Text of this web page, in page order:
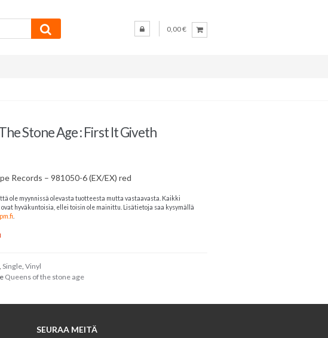
0,00 €
Stone Age : First It Giveth
Records – 981050-6 (EX/EX) red
ole myynnissä olevasta tuotteesta mutta vastaavasta. Kaikki
hyväkuntoisia, ellei toisin ole mainittu. Lisätietoja saa kysymällä
Single, Vinyl
Queens of the stone age
SEURAA MEITÄ